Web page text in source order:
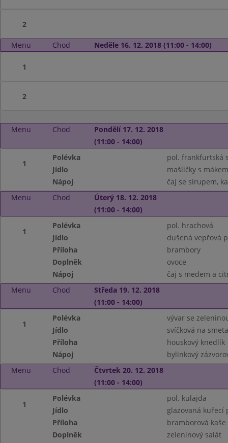
2
Menu Chod Neděle 16. 12. 2018 (11:00 - 14:00)
1
2
Menu Chod
Pondělí 17. 12. 2018
(11:00 - 14:00)
1
Polévka
pol. frankfurtská
Jídlo
mašličky s
Nápoj
čaj se sirupem,
Menu
Chod
Úterý 18. 12. 2018
(11:00 - 14:00)
1
Polévka
pol. hrachová
Jídlo
dušená vepřová
Příloha
brambory
Doplněk
ovoce
Nápoj
čaj s medem a
Menu
Chod
Středa 19. 12. 2018
(11:00 - 14:00)
1
Polévka
vývar se
Jídlo
svíčková na
Příloha
houskový knedlík
Nápoj
bylinkový
Menu
Chod
Čtvrtek 20. 12. 2018
(11:00 - 14:00)
1
Polévka
pol. kulajda
Jídlo
glazovaná kuřecí
Příloha
bramborová kaše
Doplněk
zeleninový salát